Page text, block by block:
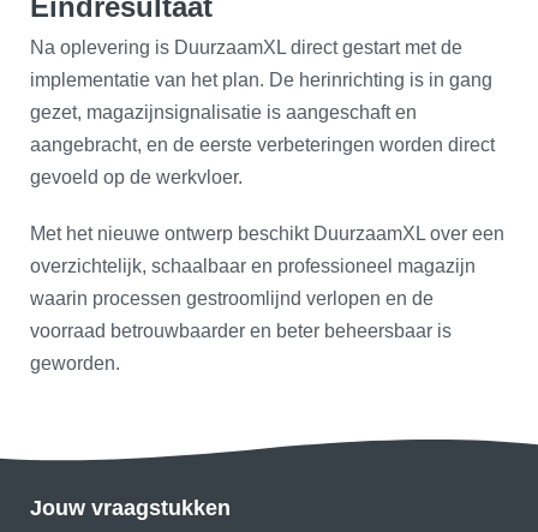
Eindresultaat
Na oplevering is DuurzaamXL direct gestart met de
implementatie van het plan. De herinrichting is in gang
gezet, magazijnsignalisatie is aangeschaft en
aangebracht, en de eerste verbeteringen worden direct
gevoeld op de werkvloer.
Met het nieuwe ontwerp beschikt DuurzaamXL over een
overzichtelijk, schaalbaar en professioneel magazijn
waarin processen gestroomlijnd verlopen en de
voorraad betrouwbaarder en beter beheersbaar is
geworden.
Jouw vraagstukken